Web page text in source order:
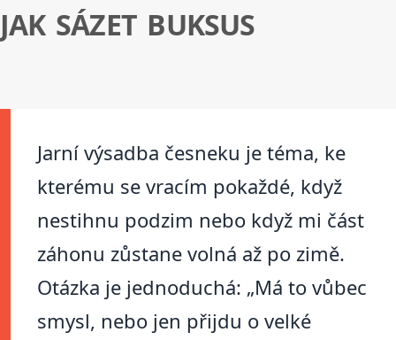
JAK SÁZET BUKSUS
Jarní výsadba česneku je téma, ke
kterému se vracím pokaždé, když
nestihnu podzim nebo když mi část
záhonu zůstane volná až po zimě.
Otázka je jednoduchá: „Má to vůbec
smysl, nebo jen přijdu o velké